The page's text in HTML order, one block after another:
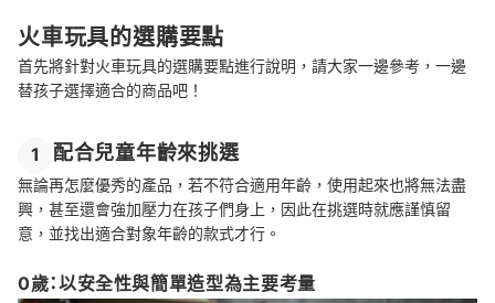
火車玩具的選購要點
首先將針對火車玩具的選購要點進行說明，請大家一邊參考，一邊
替孩子選擇適合的商品吧！
1 配合兒童年齡來挑選
無論再怎麼優秀的產品，若不符合適用年齡，使用起來也將無法盡
興，甚至還會強加壓力在孩子們身上，因此在挑選時就應謹慎留
意，並找出適合對象年齡的款式才行。
0歲：以安全性與簡單造型為主要考量